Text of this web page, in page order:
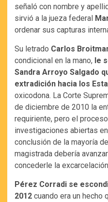
señaló con nombre y
sirvió a la jueza federal
ordenar sus capturas
Su letrado Carlos
condicional en la mano, le
Sandra Arroyo Salgado
extradición hacia los
oxicodona. La Corte
de diciembre de 2010 la
requiriente, pero el
investigaciones abiertas
conclusión de la mayoría
magistrada debería
concederle la
Pérez Corradi se
2012 cuando era un hecho